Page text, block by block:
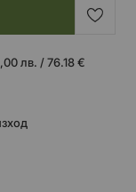
лв. / 76.18 €